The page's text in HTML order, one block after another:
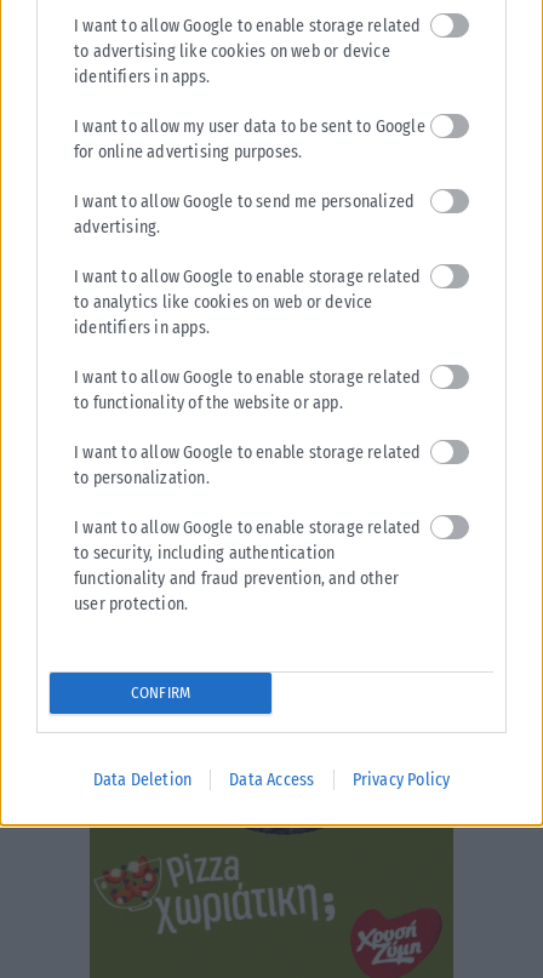
I want to allow Google to enable storage related
to advertising like cookies on web or device
identifiers in apps.
I want to allow my user data to be sent to Google
for online advertising purposes.
I want to allow Google to send me personalized
advertising.
I want to allow Google to enable storage related
to analytics like cookies on web or device
identifiers in apps.
I want to allow Google to enable storage related
to functionality of the website or app.
I want to allow Google to enable storage related
to personalization.
I want to allow Google to enable storage related
to security, including authentication
functionality and fraud prevention, and other
user protection.
CONFIRM
Data Deletion Data Access Privacy Policy
που επλήγησαν από τις πρόσφατες πυρκαγιές, με τις αρμόδιες αρχές...
KARFITSANEWS